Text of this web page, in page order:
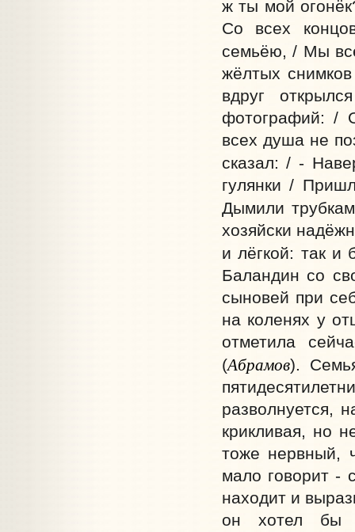
ж ты мой
Со всех
семьёю, / Мы
жёлтых
вдруг
фотографий: /
всех душа не
сказал: / -
гулянки /
Дымили
хозяйски
и лёгкой: так и
Баландин со
сыновей при
на коленях у
отметила
(Абрамов).
разволнуется,
крикливая, но
тоже нервный,
мало говорит -
находит и
он хотел бы